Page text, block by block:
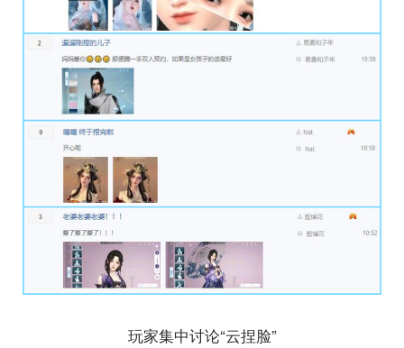
玩家集中讨论“云捏脸”